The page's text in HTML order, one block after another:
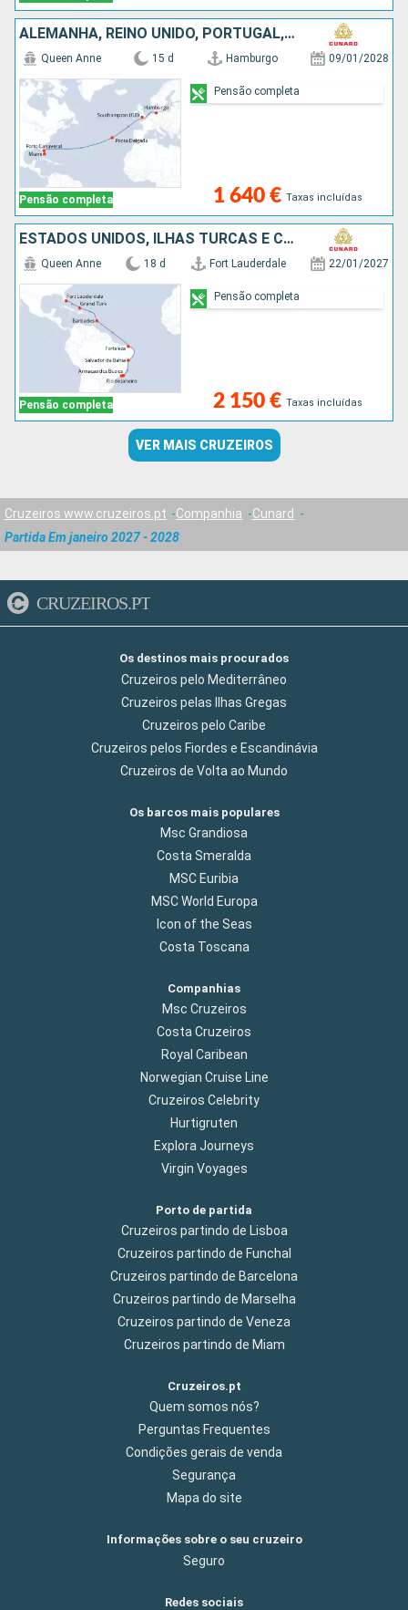
ALEMANHA, REINO UNIDO, PORTUGAL, ESTADOS UNIDOS
Pensão completa
Queen Anne 15 d Hamburgo 09/01/2028
1 640 € Taxas incluídas
Pensão completa
ESTADOS UNIDOS, ILHAS TURCAS E CAICOS, BARBADOS, BRASIL
Pensão completa
Queen Anne 18 d Fort Lauderdale 22/01/2027
2 150 € Taxas incluídas
Pensão completa
VER MAIS CRUZEIROS
Cruzeiros www.cruzeiros.pt Companhia
Cunard
Partida Em janeiro 2027 - 2028
CRUZEIROS.PT
Os destinos mais procurados
Cruzeiros pelo Mediterrâneo
Cruzeiros pelas Ilhas Gregas
Cruzeiros pelo Caribe
Cruzeiros pelos Fiordes e Escandinávia
Cruzeiros de Volta ao Mundo
Os barcos mais populares
Msc Grandiosa
Costa Smeralda
MSC Euribia
MSC World Europa
Icon of the Seas
Costa Toscana
Companhias
Msc Cruzeiros
Costa Cruzeiros
Royal Caribean
Norwegian Cruise Line
Cruzeiros Celebrity
Hurtigruten
Explora Journeys
Virgin Voyages
Porto de partida
Cruzeiros partindo de Lisboa
Cruzeiros partindo de Funchal
Cruzeiros partindo de Barcelona
Cruzeiros partindo de Marselha
Cruzeiros partindo de Veneza
Cruzeiros partindo de Miam
Cruzeiros.pt
Quem somos nós?
Perguntas Frequentes
Condições gerais de venda
Segurança
Mapa do site
Informações sobre o seu cruzeiro
Seguro
Redes sociais